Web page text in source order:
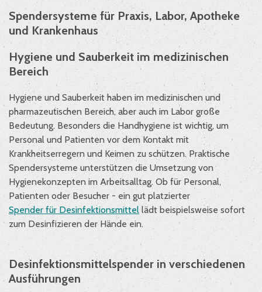
Spendersysteme für Praxis, Labor, Apotheke
und Krankenhaus
Hygiene und Sauberkeit im medizinischen
Bereich
Hygiene und Sauberkeit haben im medizinischen und
pharmazeutischen Bereich, aber auch im Labor große
Bedeutung. Besonders die Handhygiene ist wichtig, um
Personal und Patienten vor dem Kontakt mit
Krankheitserregern und Keimen zu schützen. Praktische
Spendersysteme unterstützen die Umsetzung von
Hygienekonzepten im Arbeitsalltag. Ob für Personal,
Patienten oder Besucher - ein gut platzierter
Spender für Desinfektionsmittel lädt beispielsweise sofort
zum Desinfizieren der Hände ein.
Desinfektionsmittelspender in verschiedenen
Ausführungen